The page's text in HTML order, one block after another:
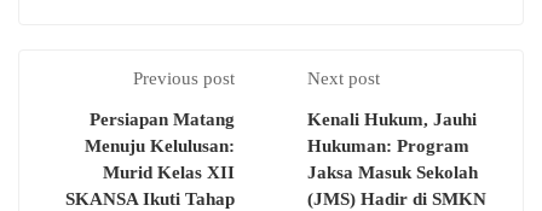
Previous post
Persiapan Matang
Menuju Kelulusan:
Murid Kelas XII
SKANSA Ikuti Tahap
Next post
Kenali Hukum, Jauhi
Hukuman: Program
Jaksa Masuk Sekolah
(JMS) Hadir di SMKN